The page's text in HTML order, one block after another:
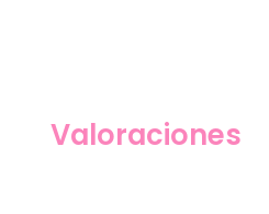
Valoraciones